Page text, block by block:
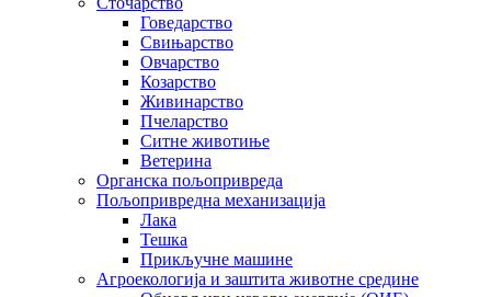
Говедарство
Свињарство
Овчарство
Козарство
Живинарство
Пчеларство
Ситне животиње
Ветерина
Органска пољопривреда
Пољопривредна механизација
Лака
Тешка
Прикључне машине
Агроекологија и заштита животне средине